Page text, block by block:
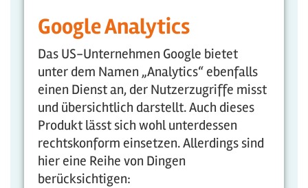
Google Analytics
Das US-Unternehmen Google bietet
unter dem Namen „Analytics“ ebenfalls
einen Dienst an, der Nutzerzugriffe misst
und übersichtlich darstellt. Auch dieses
Produkt lässt sich wohl unterdessen
rechtskonform einsetzen. Allerdings sind
hier eine Reihe von Dingen
berücksichtigen: